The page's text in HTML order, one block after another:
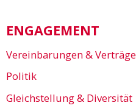
ENGAGEMENT
Vereinbarungen & Verträge
Politik
Gleichstellung & Diversität